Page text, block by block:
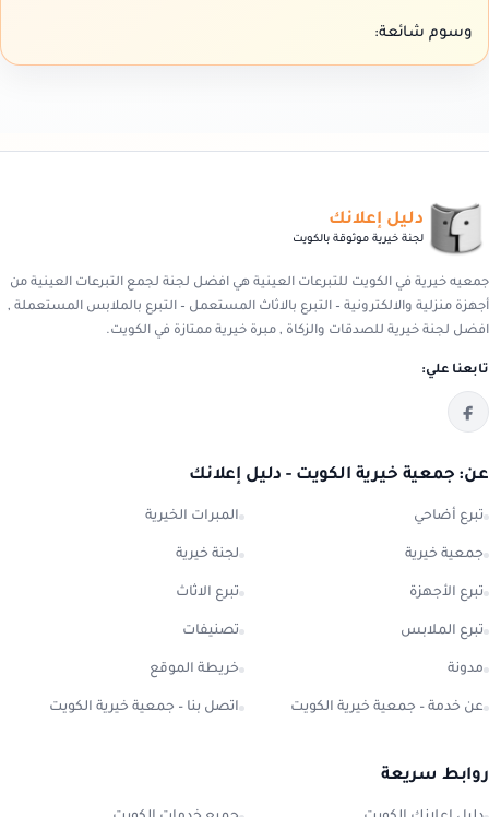
وسوم شائعة:
دليل إعلانك
لجنة خيرية موثوقة بالكويت
جمعيه خيرية في الكويت للتبرعات العينية هي افضل لجنة لجمع التبرعات العينية من
أجهزة منزلية والالكترونية – التبرع بالاثاث المستعمل – التبرع بالملابس المستعملة ,
افضل لجنة خيرية للصدقات والزكاة , مبرة خيرية ممتازة في الكويت.
تابعنا علي:
عن: جمعية خيرية الكويت - دليل إعلانك
تبرع أضاحي المبرات الخيرية
جمعية خيرية لجنة خيرية
تبرع الأجهزة تبرع الاثاث
تبرع الملابس تصنيفات
مدونة خريطة الموقع
عن خدمة – جمعية خيرية الكويت اتصل بنا – جمعية خيرية الكويت
روابط سريعة